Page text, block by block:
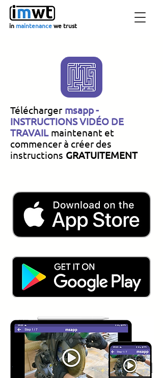
in maintenance we trust
Télécharger msapp -
INSTRUCTIONS VIDÉO DE
TRAVAIL maintenant et
commencer à créer des
instructions GRATUITEMENT